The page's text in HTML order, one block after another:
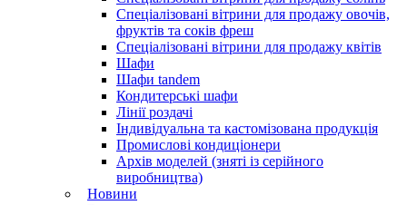
Спеціалізовані вітрини для продажу овочів,
фруктів та соків фреш
Спеціалізовані вітрини для продажу квітів
Шафи
Шафи tandem
Кондитерські шафи
Лінії роздачі
Індивідуальна та кастомізована продукція
Промислові кондиціонери
Архів моделей (зняті із серійного
виробництва)
Новини